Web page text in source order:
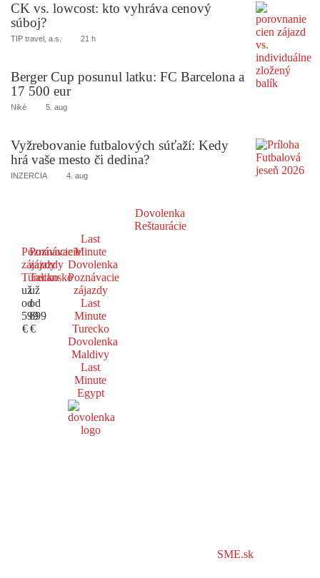
CK vs. lowcost: kto vyhráva cenový
súboj?
TIP travel, a.s. 21 h
Berger Cup posunul latku: FC Barcelona a
17 500 eur
Niké 5. aug
Vyžrebovanie futbalových súťaží: Kedy
hrá vaše mesto či dedina?
INZERCIA 4. aug
Dovolenka
Reštaurácie
Poznávacie
zájazdy
Turecko
už
od
599
€
Poznávacie
zájazdy
Taliansko
už
od
699
€
Last
Minute
Dovolenka
Poznávacie
zájazdy
Last
Minute
Turecko
Dovolenka
Maldivy
Last
Minute
Egypt
SME.sk